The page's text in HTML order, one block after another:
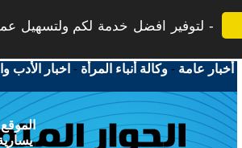
لتوفير افضل خدمة لكم ولتسهيل
أخبار عامة -وكالة أنباء المرأة - اخبار الأدب